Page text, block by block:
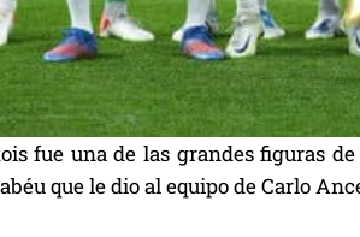
fue una de las grandes figuras
que le dio al equipo de Carlo